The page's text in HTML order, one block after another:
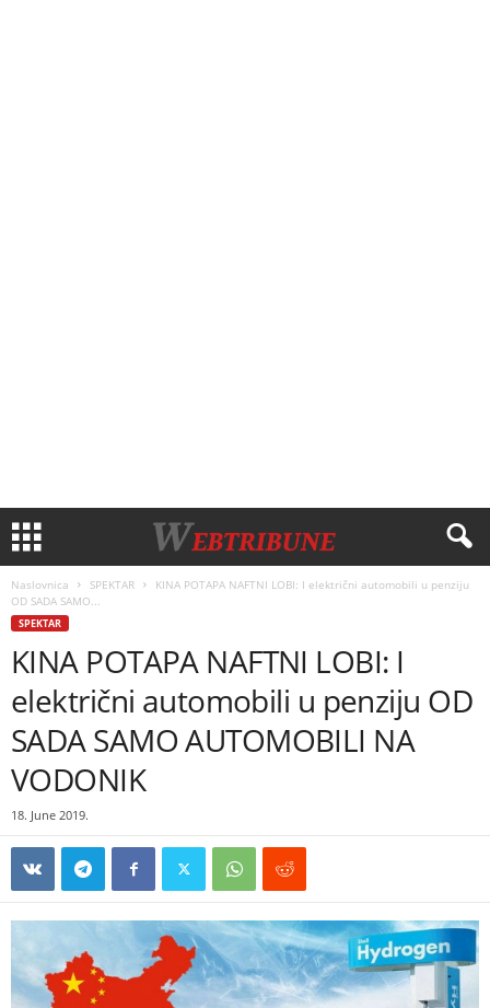
Naslovnica SPEKTAR
KINA POTAPA NAFTNI LOBI: I električni automobili u penziju
OD SADA SAMO...
SPEKTAR
KINA POTAPA NAFTNI LOBI: I
električni automobili u penziju OD
SADA SAMO AUTOMOBILI NA
VODONIK
18. June 2019.